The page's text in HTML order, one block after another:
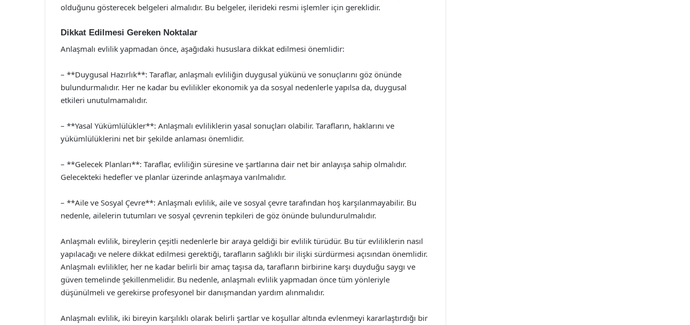
olduğunu gösterecek belgeleri almalıdır. Bu belgeler, ilerideki resmi işlemler için gereklidir.
Dikkat Edilmesi Gereken Noktalar
Anlaşmalı evlilik yapmadan önce, aşağıdaki hususlara dikkat edilmesi önemlidir:
– **Duygusal Hazırlık**: Taraflar, anlaşmalı evliliğin duygusal yükünü ve sonuçlarını göz önünde
bulundurmalıdır. Her ne kadar bu evlilikler ekonomik ya da sosyal nedenlerle yapılsa da, duygusal
etkileri unutulmamalıdır.
– **Yasal Yükümlülükler**: Anlaşmalı evliliklerin yasal sonuçları olabilir. Tarafların, haklarını ve
yükümlülüklerini net bir şekilde anlaması önemlidir.
– **Gelecek Planları**: Taraflar, evliliğin süresine ve şartlarına dair net bir anlayışa sahip olmalıdır.
Gelecekteki hedefler ve planlar üzerinde anlaşmaya varılmalıdır.
– **Aile ve Sosyal Çevre**: Anlaşmalı evlilik, aile ve sosyal çevre tarafından hoş karşılanmayabilir. Bu
nedenle, ailelerin tutumları ve sosyal çevrenin tepkileri de göz önünde bulundurulmalıdır.
Anlaşmalı evlilik, bireylerin çeşitli nedenlerle bir araya geldiği bir evlilik türüdür. Bu tür evliliklerin nasıl
yapılacağı ve nelere dikkat edilmesi gerektiği, tarafların sağlıklı bir ilişki sürdürmesi açısından önemlidir.
Anlaşmalı evlilikler, her ne kadar belirli bir amaç taşısa da, tarafların birbirine karşı duyduğu saygı ve
güven temelinde şekillenmelidir. Bu nedenle, anlaşmalı evlilik yapmadan önce tüm yönleriyle
düşünülmeli ve gerekirse profesyonel bir danışmandan yardım alınmalıdır.
Anlaşmalı evlilik, iki bireyin karşılıklı olarak belirli şartlar ve koşullar altında evlenmeyi kararlaştırdığı bir